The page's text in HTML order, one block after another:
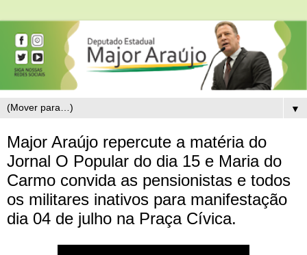
▼
Major Araújo repercute a matéria do
Jornal O Popular do dia 15 e Maria do
Carmo convida as pensionistas e todos
os militares inativos para manifestação
dia 04 de julho na Praça Cívica.